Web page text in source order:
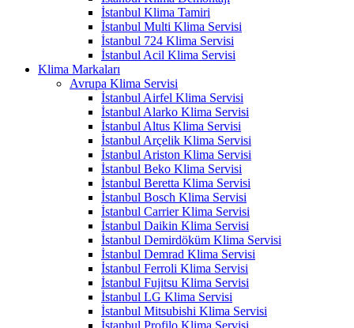
İstanbul Klima Tamiri
İstanbul Multi Klima Servisi
İstanbul 724 Klima Servisi
İstanbul Acil Klima Servisi
Klima Markaları
Avrupa Klima Servisi
İstanbul Airfel Klima Servisi
İstanbul Alarko Klima Servisi
İstanbul Altus Klima Servisi
İstanbul Arçelik Klima Servisi
İstanbul Ariston Klima Servisi
İstanbul Beko Klima Servisi
İstanbul Beretta Klima Servisi
İstanbul Bosch Klima Servisi
İstanbul Carrier Klima Servisi
İstanbul Daikin Klima Servisi
İstanbul Demirdöküm Klima Servisi
İstanbul Demrad Klima Servisi
İstanbul Ferroli Klima Servisi
İstanbul Fujitsu Klima Servisi
İstanbul LG Klima Servisi
İstanbul Mitsubishi Klima Servisi
İstanbul Profilo Klima Servisi